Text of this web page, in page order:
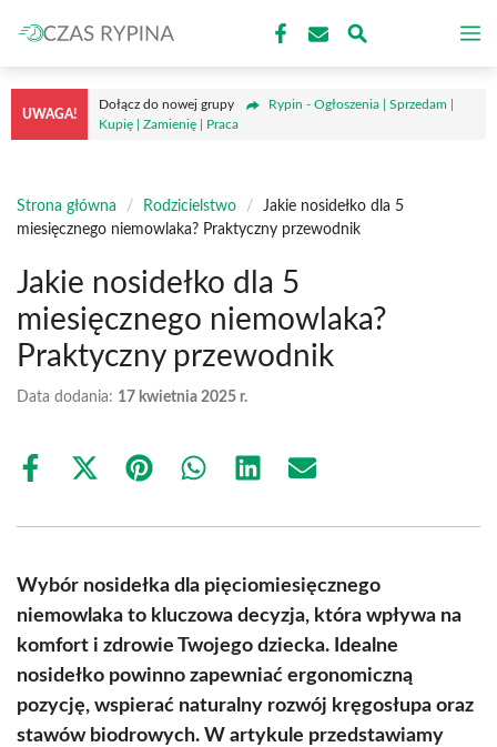
do
treści
UWAGA!
Dołącz do nowej grupy
Rypin - Ogłoszenia | Sprzedam |
Kupię | Zamienię | Praca
Strona główna / Rodzicielstwo /
Jakie nosidełko dla 5
miesięcznego niemowlaka? Praktyczny przewodnik
Jakie nosidełko dla 5
miesięcznego niemowlaka?
Praktyczny przewodnik
Data dodania: 17 kwietnia 2025 r.
Share
Share
(Twitter)
Share Share Share Share
Wybór nosidełka dla pięciomiesięcznego
niemowlaka to kluczowa decyzja, która wpływa na
komfort i zdrowie Twojego dziecka. Idealne
nosidełko powinno zapewniać ergonomiczną
pozycję, wspierać naturalny rozwój kręgosłupa oraz
stawów biodrowych. W artykule przedstawiamy